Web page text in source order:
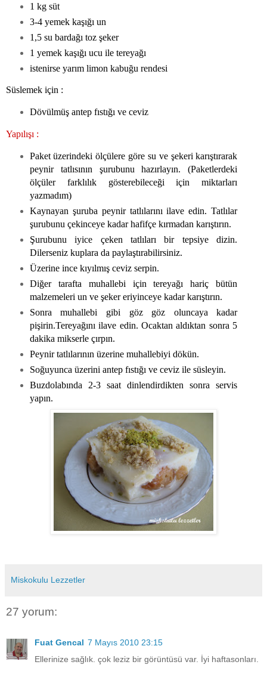
1 kg süt
3-4 yemek kaşığı un
1,5 su bardağı toz şeker
1 yemek kaşığı ucu ile tereyağı
istenirse yarım limon kabuğu rendesi
Süslemek için :
Dövülmüş antep fıstığı ve ceviz
Yapılışı :
Paket üzerindeki ölçülere göre su ve şekeri karıştırarak
peynir tatlısının şurubunu hazırlayın. (Paketlerdeki
ölçüler farklılık gösterebileceği için miktarları
yazmadım)
Kaynayan şuruba peynir tatlılarını ilave edin. Tatlılar
şurubunu çekinceye kadar hafifçe kırmadan karıştırın.
Şurubunu iyice çeken tatlıları bir tepsiye dizin.
Dilerseniz kuplara da paylaştırabilirsiniz.
Üzerine ince kıyılmış ceviz serpin.
Diğer tarafta muhallebi için tereyağı hariç bütün
malzemeleri un ve şeker eriyinceye kadar karıştırın.
Sonra muhallebi gibi göz göz oluncaya kadar
pişirin.Tereyağını ilave edin. Ocaktan aldıktan sonra 5
dakika mikserle çırpın.
Peynir tatlılarının üzerine muhallebiyi dökün.
Soğuyunca üzerini antep fıstığı ve ceviz ile süsleyin.
Buzdolabında 2-3 saat dinlendirdikten sonra servis
yapın.
Miskokulu Lezzetler
27 yorum:
Fuat Gencal 7 Mayıs 2010 23:15
Ellerinize sağlık. çok leziz bir görüntüsü var. İyi haftasonları.